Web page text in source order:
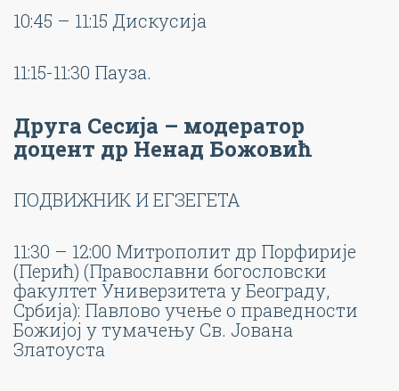
10:45 – 11:15 Дискусија
11:15-11:30 Пауза.
Друга Сесија – модератор
доцент др Ненад Божовић
ПОДВИЖНИК И ЕГЗЕГЕТА
11:30 – 12:00 Митрополит др Порфирије
(Перић) (Православни богословски
факултет Универзитета у Београду,
Србија): Павлово учење о праведности
Божијој у тумачењу Св. Јована
Златоуста